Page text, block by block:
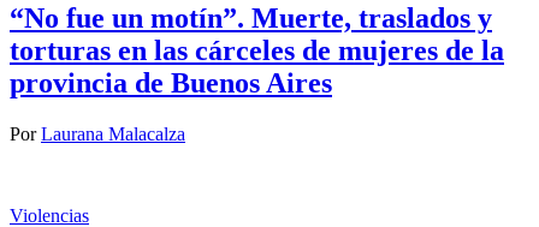
“No fue un motín”. Muerte, traslados y
torturas en las cárceles de mujeres de la
provincia de Buenos Aires
PorLaurana Malacalza
Violencias